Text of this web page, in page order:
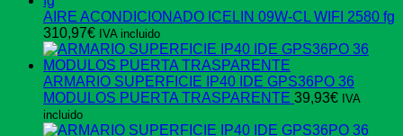
AIRE ACONDICIONADO ICELIN 09W-CL WIFI 2580 fg
310,97€ IVA incluido
ARMARIO SUPERFICIE IP40 IDE GPS36PO 36
MODULOS PUERTA TRASPARENTE 39,93€ IVA
incluido